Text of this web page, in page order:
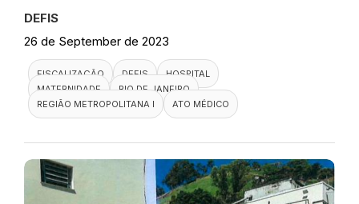
DEFIS
26 de September de 2023
FISCALIZAÇÃO DEFIS
HOSPITAL
MATERNIDADE
RIO DE JANEIRO
REGIÃO METROPOLITANA I
ATO MÉDICO